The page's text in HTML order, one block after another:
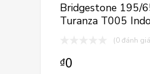
Bridgestone 195/
Turanza T005
(0 đánh
₫0